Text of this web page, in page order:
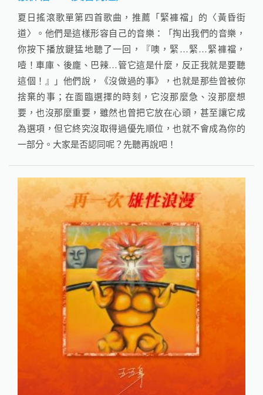
夏日搖滾歌單第四首歌曲，推薦「緊褲襠」的〈黃昏街
道〉。他們是這樣形容自己的音樂：「掏出我們的音樂，
你按下播放鍵猛地聽了一回，『噢，緊…緊…緊褲襠，
噎！車庫、後龐、巴辣…管它這是什麼，反正我就是要聽
這個！』」他們說，《沒做過的事》，也就是那些曾被你
捨棄的事；在面臨選擇的時刻，它沒那麼急、沒那麼想
要，也沒那麼重要，雖然也曾把它放在心頭，甚至讓它成
為選項，但它終究沒取得過優先順位，也就不會成為你的
一部分。大家是否認同呢？先聽再說吧！